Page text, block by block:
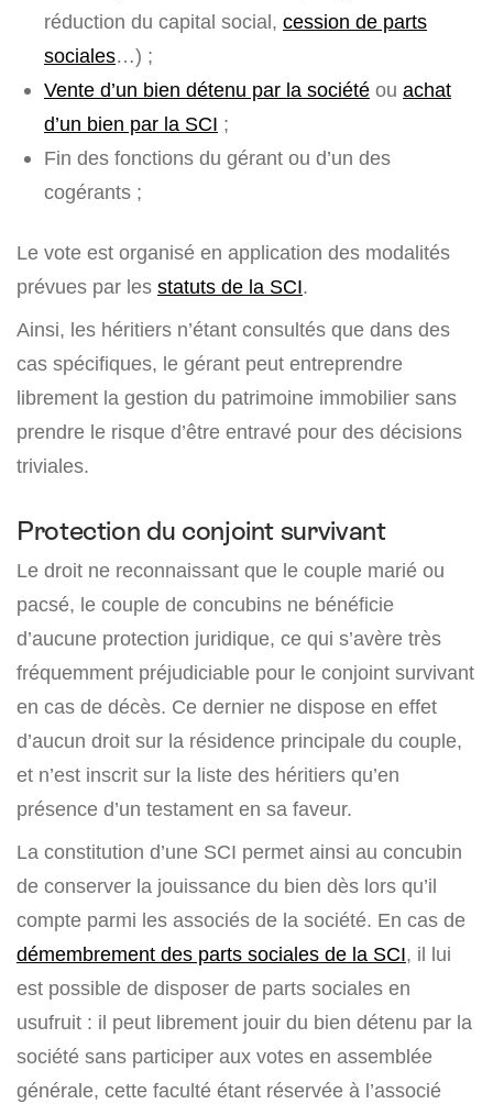
réduction du capital social, cession de parts
sociales…) ;
Vente d’un bien détenu par la société ou achat
d’un bien par la SCI ;
Fin des fonctions du gérant ou d’un des
cogérants ;
Le vote est organisé en application des modalités
prévues par les statuts de la SCI.
Ainsi, les héritiers n’étant consultés que dans des
cas spécifiques, le gérant peut entreprendre
librement la gestion du patrimoine immobilier sans
prendre le risque d’être entravé pour des décisions
triviales.
Protection du conjoint survivant
Le droit ne reconnaissant que le couple marié ou
pacsé, le couple de concubins ne bénéficie
d’aucune protection juridique, ce qui s’avère très
fréquemment préjudiciable pour le conjoint survivant
en cas de décès. Ce dernier ne dispose en effet
d’aucun droit sur la résidence principale du couple,
et n’est inscrit sur la liste des héritiers qu’en
présence d’un testament en sa faveur.
La constitution d’une SCI permet ainsi au concubin
de conserver la jouissance du bien dès lors qu’il
compte parmi les associés de la société. En cas de
démembrement des parts sociales de la SCI, il lui
est possible de disposer de parts sociales en
usufruit : il peut librement jouir du bien détenu par la
société sans participer aux votes en assemblée
générale, cette faculté étant réservée à l’associé